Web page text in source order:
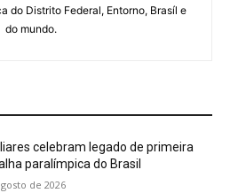
do Distrito Federal, Entorno, Brasíl e
do mundo.
celebram legado de primeira
paralímpica do Brasil
de 2026